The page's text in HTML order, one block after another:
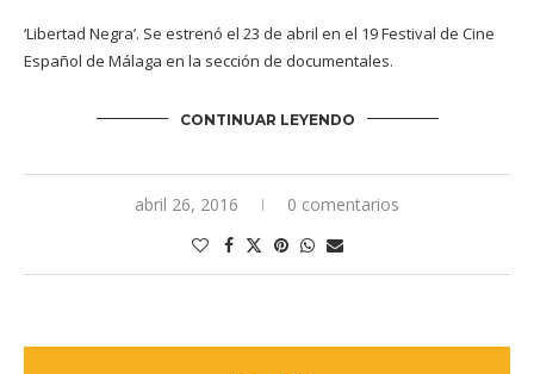
‘Libertad Negra’. Se estrenó el 23 de abril en el 19 Festival de Cine
Español de Málaga en la sección de documentales.
CONTINUAR LEYENDO
abril 26, 2016 0 comentarios